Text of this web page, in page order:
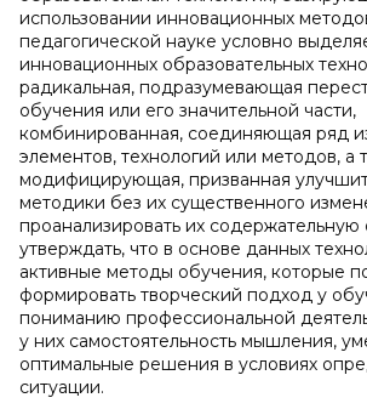
использовании инновационных
педагогической науке условно
инновационных образовательных
радикальная, подразумевающая
обучения или его значительной части,
комбинированная, соединяющая ряд
элементов, технологий или методов, а
модифицирующая, призванная
методики без их существенного
проанализировать их
утверждать, что в основе данных
активные методы обучения, которые
формировать творческий подход у
пониманию профессиональной
у них самостоятельность мышления,
оптимальные решения в условиях
ситуации.